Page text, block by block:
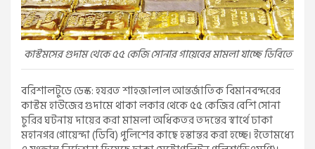
কাস্টমসের গুদাম থেকে ৫৫ কেজি সোনার গায়েবের মামলা যাচ্ছে ডিবিতে
বরিশালটুডে ডেস্ক: হযরত শাহজালাল আন্তর্জাতিক বিমানবন্দরের
কাস্টম হাউজের গুদামে থাকা লকার থেকে ৫৫ কেজির বেশি সোনা
চুরির ঘটনায় দায়ের করা মামলা অধিকতর তদন্তের স্বার্থে ঢাকা
মহানগর গোয়েন্দা (ডিবি) পুলিশের কাছে হস্তান্তর করা হচ্ছে। ইতোমধ্যে